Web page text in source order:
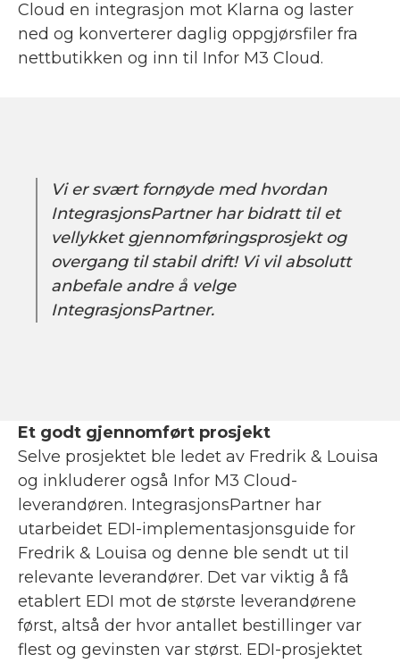
Cloud en integrasjon mot Klarna og laster
ned og konverterer daglig oppgjørsfiler fra
nettbutikken og inn til Infor M3 Cloud.
Vi er svært fornøyde med hvordan
IntegrasjonsPartner har bidratt til et
vellykket gjennomføringsprosjekt og
overgang til stabil drift! Vi vil absolutt
anbefale andre å velge
IntegrasjonsPartner.
Et godt gjennomført prosjekt
Selve prosjektet ble ledet av Fredrik & Louisa
og inkluderer også Infor M3 Cloud-
leverandøren. IntegrasjonsPartner har
utarbeidet EDI-implementasjonsguide for
Fredrik & Louisa og denne ble sendt ut til
relevante leverandører. Det var viktig å få
etablert EDI mot de største leverandørene
først, altså der hvor antallet bestillinger var
flest og gevinsten var størst. EDI-prosjektet